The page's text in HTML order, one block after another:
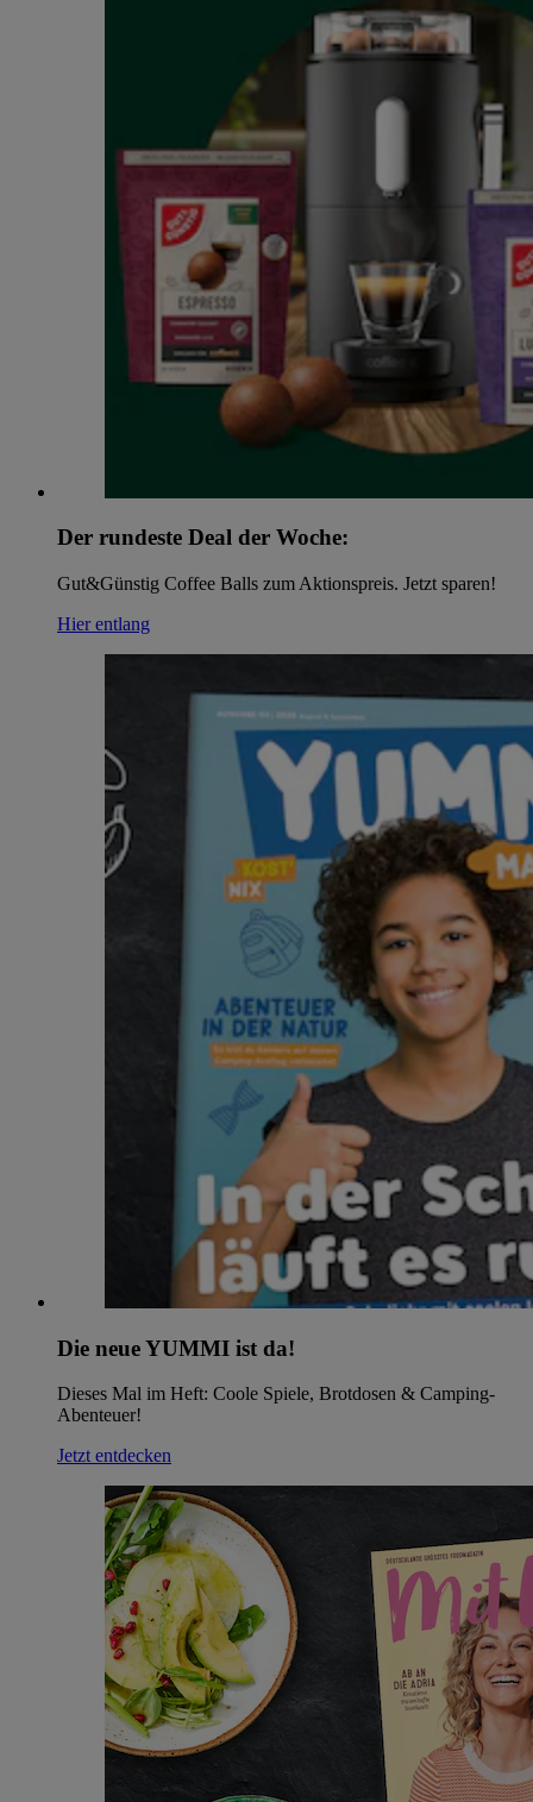
Der rundeste Deal der Woche:
Gut&Günstig Coffee Balls zum Aktionspreis. Jetzt sparen!
Hier entlang
Die neue YUMMI ist da!
Dieses Mal im Heft: Coole Spiele, Brotdosen & Camping-
Abenteuer!
Jetzt entdecken